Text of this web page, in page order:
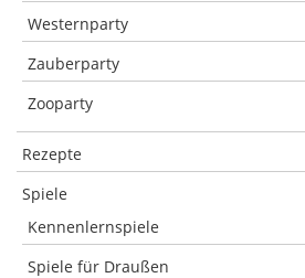
Westernparty
Zauberparty
Zooparty
Rezepte
Spiele
Kennenlernspiele
Spiele für Draußen